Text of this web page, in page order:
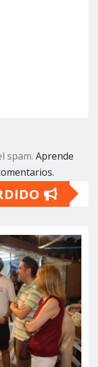
spam. Aprende